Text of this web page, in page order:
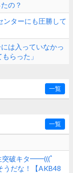
の？
ンターにも圧勝して
は入っていなかっ
らった」
一覧
一覧
突破キタ━━(((ﾟ
だな！【AKB48